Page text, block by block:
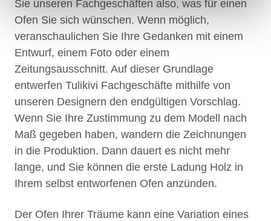
Sie unseren Fachgeschäften also, was für einen
Ofen Sie sich wünschen. Wenn möglich,
veranschaulichen Sie Ihre Gedanken mit einem
Entwurf, einem Foto oder einem
Zeitungsausschnitt. Auf dieser Grundlage
entwerfen Tulikivi Fachgeschäfte mithilfe von
unseren Designern den endgültigen Vorschlag.
Wenn Sie Ihre Zustimmung zu dem Modell nach
Maß gegeben haben, wandern die Zeichnungen
in die Produktion. Dann dauert es nicht mehr
lange, und Sie können die erste Ladung Holz in
Ihrem selbst entworfenen Ofen anzünden.
Der Ofen Ihrer Träume kann eine Variation eines